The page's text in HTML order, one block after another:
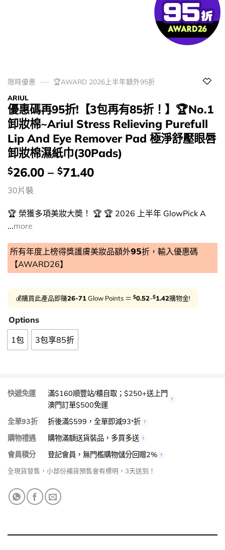
限時優惠
🏆AWARD 2026上半年額外95折
ARIUL
優惠碼再95折!【3包再有85折！】🏆No.1
卸妝棉~Ariul Stress Relieving Purefull
Lip And Eye Remover Pad 極淨舒壓眼唇
卸妝棉濕紙巾(30Pads)
價
錢：
$26.00 – $71.40
30片裝
🏆 榮獲多項美妝大奬！ 🏆 🏆 2026 上半年 GlowPick A
...more
所有年度上榜得獎護膚美妝品額外𝟵𝟱折，輸入優惠碼
【AWARD26】
💰購買此產品即賺26-71Glow Points ＝ $0.52-$1.42購物金!
Options
1包 3包享85折
快遞免運
滿$160順豐站/櫃自取；$250+送上門
澳門訂單$500免運
全單93折
折後滿$599，全單即減93*折
購物禮遇
購物滿額送貨裝品，多買多送
會員積分
登記會員，無門檻購物儲分回贈2%
全現貨發售，小部份補貨預售會有標明，3天送到！